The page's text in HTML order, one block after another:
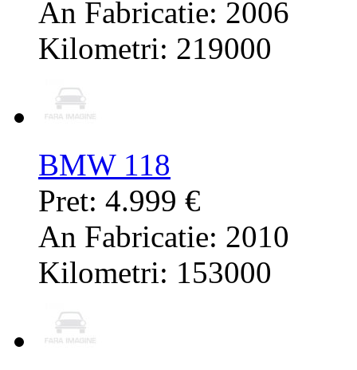
An Fabricatie: 2006
Kilometri: 219000
BMW 118
Pret: 4.999 €
An Fabricatie: 2010
Kilometri: 153000